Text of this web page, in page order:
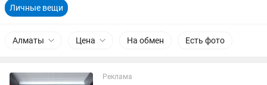
Личные вещи
Алматы Цена На обмен Есть фото
Реклама